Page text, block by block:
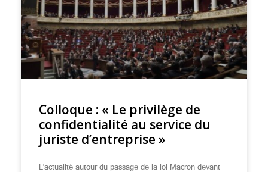
Colloque : « Le privilège de
confidentialité au service du
juriste d’entreprise »
L’actualité autour du passage de la loi Macron devant